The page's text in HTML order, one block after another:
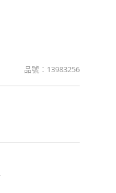
品號： 13983256